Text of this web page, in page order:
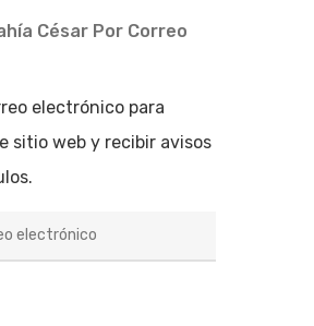
César Por Correo
electrónico para
sitio web y recibir avisos